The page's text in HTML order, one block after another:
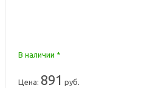
В наличии *
Цена: 891 руб.